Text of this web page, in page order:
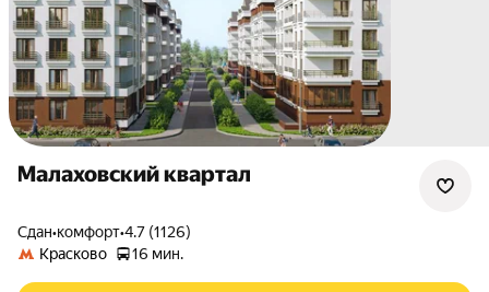
Малаховский квартал
Сдан•комфорт•4.7 (1126)
Красково
16 мин.